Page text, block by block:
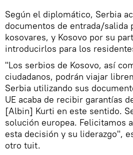
Según el diplomático, Serbia
documentos de entrada/salida
kosovares, y Kosovo por su
introducirlos para los
"Los serbios de Kosovo, así
ciudadanos, podrán viajar
Serbia utilizando sus
UE acaba de recibir garantías
[Albin] Kurti en este sentido.
solución europea. Felicitamos
esta decisión y su liderazgo",
otro tuit.